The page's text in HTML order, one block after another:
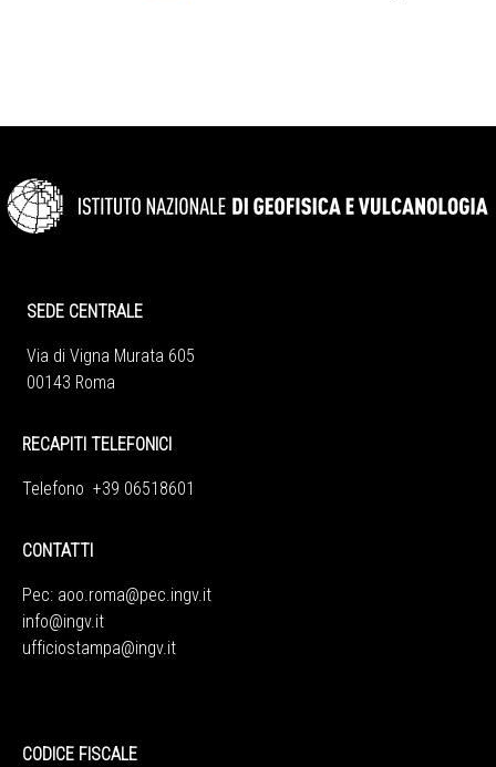
SEDE CENTRALE
Via di Vigna Murata 605
00143 Roma
RECAPITI TELEFONICI
Telefono +39 06518601
CONTATTI
Pec: aoo.roma@pec.ingv.it
info@ingv.it
ufficiostampa@ingv.it
CODICE FISCALE